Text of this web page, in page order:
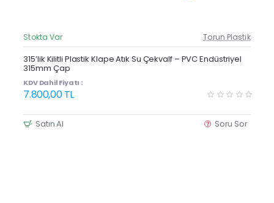
Güncel Fiyat
Yeni Ürün
Stokta Var Torun Plastik
315’lik Kilitli Plastik Klape Atık Su Çekvalf – PVC Endüstriyel
315mm Çap
KDV Dahil Fiyatı :
7.800,00 TL
Satın Al Soru Sor